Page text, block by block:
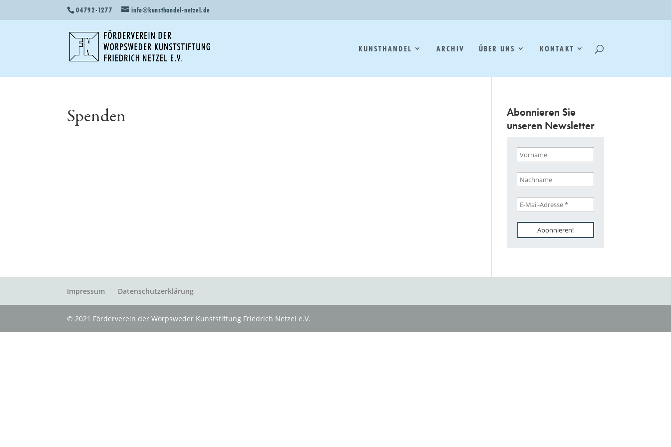
04792-1277 info@kunsthandel-netzel.de
KUNSTHANDEL ARCHIV ÜBER UNS KONTAKT
Spenden
Abonnieren Sie
unseren Newsletter
Impressum Datenschutzerklärung
© 2021 Förderverein der Worpsweder Kunststiftung Friedrich Netzel e.V.